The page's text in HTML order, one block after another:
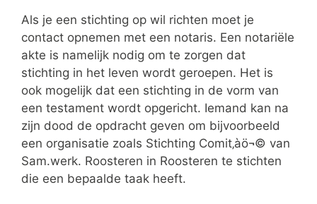
Als je een stichting op wil richten moet je
contact opnemen met een notaris. Een notariële
akte is namelijk nodig om te zorgen dat
stichting in het leven wordt geroepen. Het is
ook mogelijk dat een stichting in de vorm van
een testament wordt opgericht. Iemand kan na
zijn dood de opdracht geven om bijvoorbeeld
een organisatie zoals Stichting Comit‚àö¬© van
Sam.werk. Roosteren in Roosteren te stichten
die een bepaalde taak heeft.